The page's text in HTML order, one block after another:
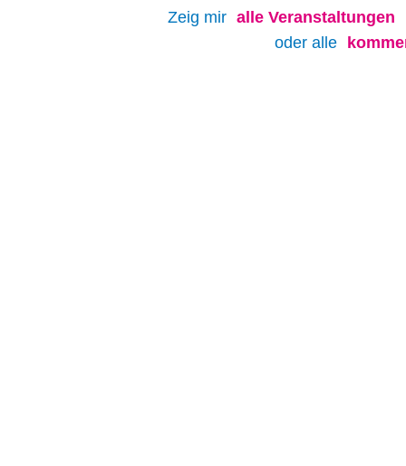
Zeig mir alle Veranstaltungen
oder alle